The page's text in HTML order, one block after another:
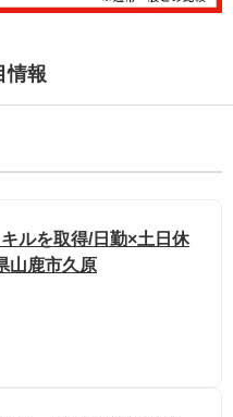
情報
ルを取得/日勤×土日休
山鹿市久原